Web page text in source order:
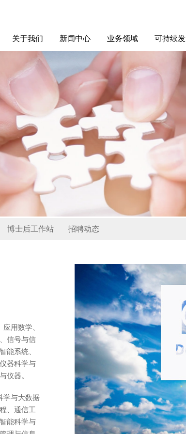
关于我们
集团介绍
全球布局
发展历程
资源资质
联系我们
新闻中心
yabo.com东莞市
东坑兴强亚精密
五金加工厂新闻
业务领域
智能电网
智慧能源
智慧城市
可持续
ESG报告
招标信息
博士后工作站 招聘动态
用数学、
信号与信
能系统、
器科学与
仪器。
学与大数据
、通信工
能科学与